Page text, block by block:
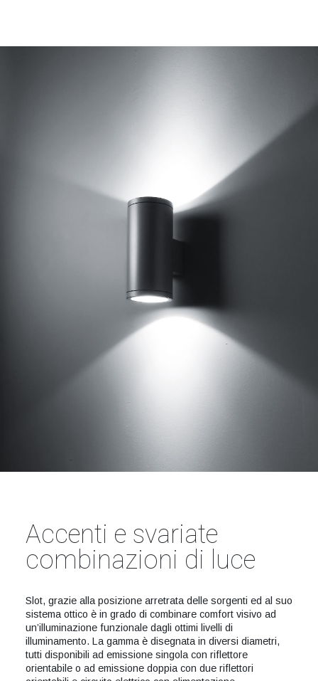
Accenti e svariate
combinazioni di luce
Slot, grazie alla posizione arretrata delle sorgenti ed al suo
sistema ottico è in grado di combinare comfort visivo ad
un’illuminazione funzionale dagli ottimi livelli di
illuminamento. La gamma è disegnata in diversi diametri,
tutti disponibili ad emissione singola con riflettore
orientabile o ad emissione doppia con due riflettori